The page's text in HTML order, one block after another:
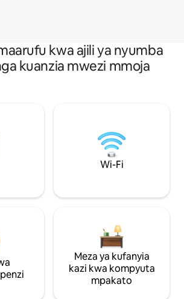
kwa ajili ya nyumba
kuanzia mwezi mmoja
Wi-Fi
Meza ya kufanyia
kazi kwa kompyuta
mpakato